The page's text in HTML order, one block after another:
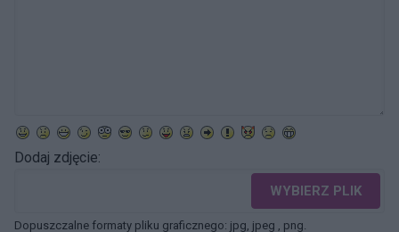
Dodaj zdjęcie:
WYBIERZ PLIK
Dopuszczalne formaty pliku graficznego: jpg, jpeg , png.